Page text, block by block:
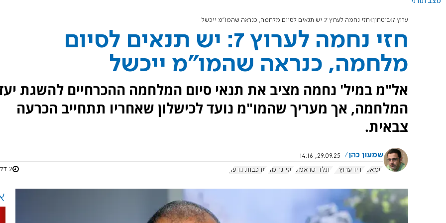
ערוץ 7 ביטחון חזי נחמה לערוץ 7: יש תנאים לסיום מלחמה, כנראה שהמו"מ ייכשל
חזי נחמה לערוץ 7: יש תנאים לסיום
מלחמה, כנראה שהמו"מ ייכשל
אל"מ במיל' נחמה מציב את תנאי סיום המלחמה ההכרחיים להשגת
המלחמה, אך מעריך שהמו"מ נועד לכישלון שאחריו תתחייב הכרעה
צבאית.
שמעון כהן
29.09.25, 14:16
חמאס רדיו ערוץ 7 דונלד טראמפ חזי נחמה מרכבות גדעון 2 דקות